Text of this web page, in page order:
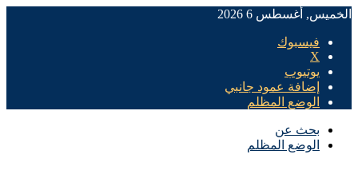
الخميس, أغسطس 6 2026
فيسبوك
X
يوتيوب
إضافة عمود جانبي
الوضع المظلم
بحث عن
الوضع المظلم